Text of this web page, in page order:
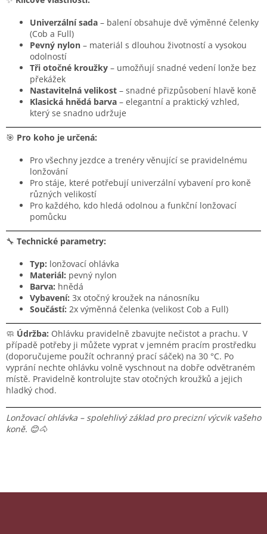
Univerzální sada – balení obsahuje dvě výměnné čelenky
(Cob a Full)
Pevný nylon – materiál s dlouhou životností a vysokou
odolností
Tři otočné kroužky – umožňují snadné vedení lonže bez
překážek
Nastavitelná velikost – snadné přizpůsobení hlavě koně
Klasická hnědá barva – elegantní a praktický vzhled,
který se snadno udržuje
🎯 Pro koho je určená:
Pro všechny jezdce a trenéry věnující se pravidelnému
lonžování
Pro stáje, které potřebují univerzální vybavení pro koně
různých velikostí
Pro každého, kdo hledá odolnou a funkční lonžovací
pomůcku
🔧 Technické parametry:
Typ: lonžovací ohlávka
Materiál: pevný nylon
Barva: hnědá
Vybavení: 3x otočný kroužek na nánosníku
Součástí: 2x výměnná čelenka (velikost Cob a Full)
🧼 Údržba: Ohlávku pravidelně zbavujte nečistot a prachu. V
případě potřeby ji můžete vyprat v jemném pracím prostředku
(doporučujeme použít ochranný prací sáček) na 30 °C. Po
vyprání nechte ohlávku volně vyschnout na dobře odvětraném
místě. Pravidelně kontrolujte stav otočných kroužků a jejich
hladký chod.
Lonžovací ohlávka – spolehlivý základ pro precizní výcvik vašeho
koně. 😊🐴
Z